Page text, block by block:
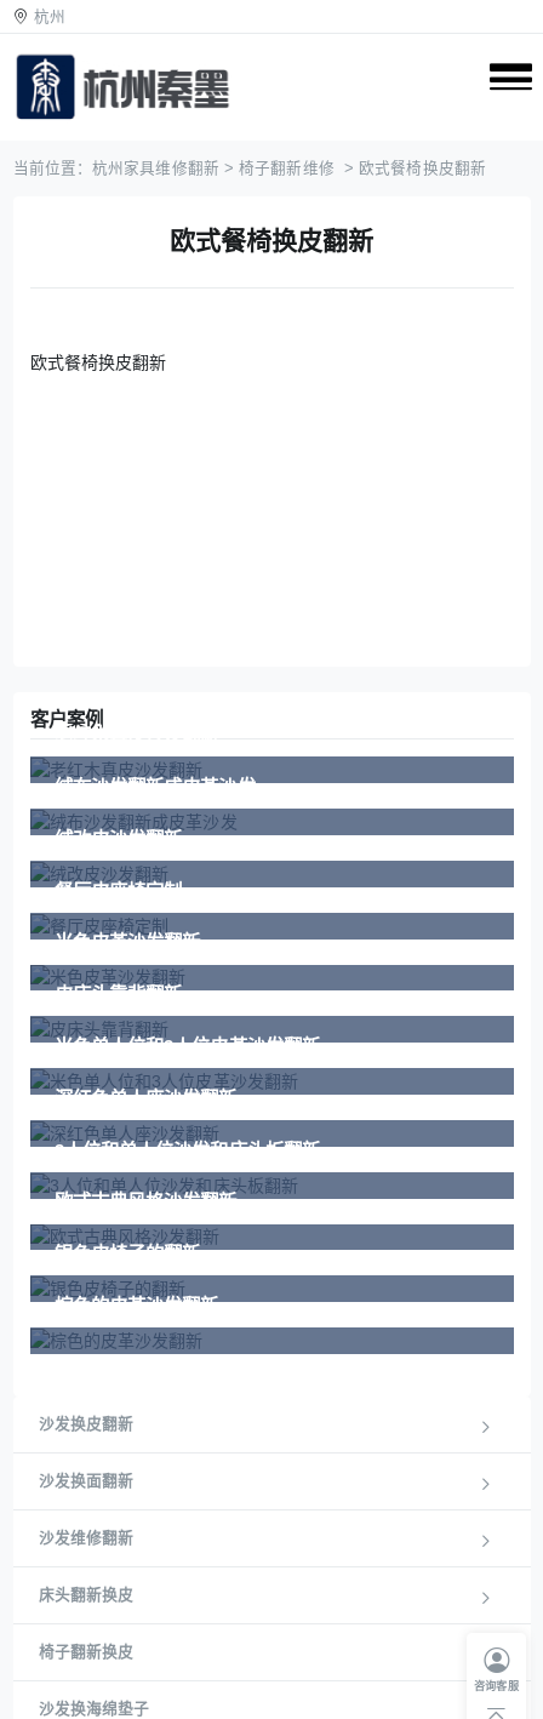
杭州
当前位置： 杭州家具维修翻新 >椅子翻新维修 > 欧式餐椅换皮翻新
欧式餐椅换皮翻新
欧式餐椅换皮翻新
客户案例
老红木真皮沙发翻新
绒布沙发翻新成皮革沙发
绒改皮沙发翻新
餐厅皮座椅定制
米色皮革沙发翻新
皮床头靠背翻新
米色单人位和3人位皮革沙发翻新
深红色单人座沙发翻新
3人位和单人位沙发和床头板翻新
欧式古典风格沙发翻新
银色皮椅子的翻新
棕色的皮革沙发翻新
沙发换皮翻新
沙发换面翻新
沙发维修翻新
床头翻新换皮
椅子翻新换皮
沙发换海绵垫子
咨询客服